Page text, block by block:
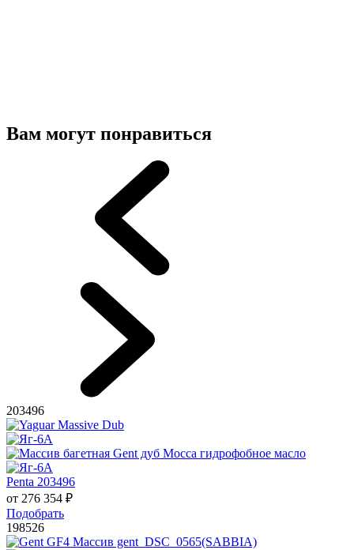
Вам могут понравиться
203496
Penta 203496
от 276 354 ₽
Подобрать
198526